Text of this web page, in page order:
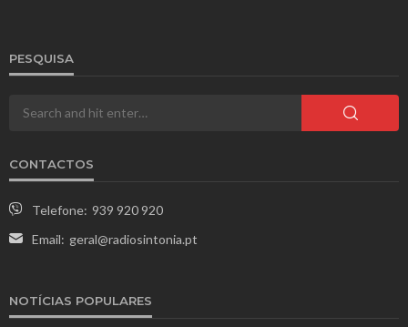
PESQUISA
CONTACTOS
Telefone: 939 920 920
Email: geral@radiosintonia.pt
NOTÍCIAS POPULARES